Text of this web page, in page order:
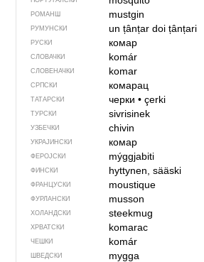
РОМАНШ mustgin
РУМУНСКИ un țânțardoi țânțari
РУСКИ комар
СЛОВАЧКИ komár
СЛОВЕНАЧКИ komar
СРПСКИ комарац
ТАТАРСКИ черки• çerki
ТУРСКИ sivrisinek
УЗБЕЧКИ chivin
УКРАЈИНСКИ комар
ФЕРОЈСКИ mýggjabiti
ФИНСКИ hyttynen, sääski
ФРАНЦУСКИ moustique
ФУРЛАНСКИ musson
ХОЛАНДСКИ steekmug
ХРВАТСКИ komarac
ЧЕШКИ komár
ШВЕДСКИ mygga